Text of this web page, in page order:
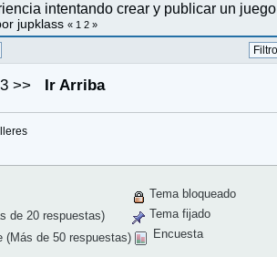
intentando crear y publicar un juego
jupklass « 1 2 »
>> Ir Arriba
de 20 respuestas)
(Más de 50 respuestas)
Tema bloqueado
Tema fijado
Encuesta